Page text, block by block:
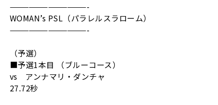
————————————-
WOMAN’s PSL （パラレルスラローム）
————————————-
（予選）
■予選1本目 （ブルーコース）
vs アンナマリ・ダンチャ
27.72秒